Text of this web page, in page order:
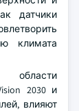
датчики
климата
области
2030 и
влияют